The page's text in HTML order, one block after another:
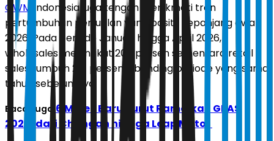
GWM
Indonesia juga tengah menikmati tren
pertumbuhan penjualan yang positif sepanjang awal
2026. Pada periode Januari hingga April 2026,
wholesales meningkat 206 persen sementara retail
sales tumbuh 261 persen dibanding periode yang sama
tahun sebelumnya.
Baca Juga: 6 Merek Baru Turut Ramaikan GIIAS
2026, dari Changan hingga Leap Motor